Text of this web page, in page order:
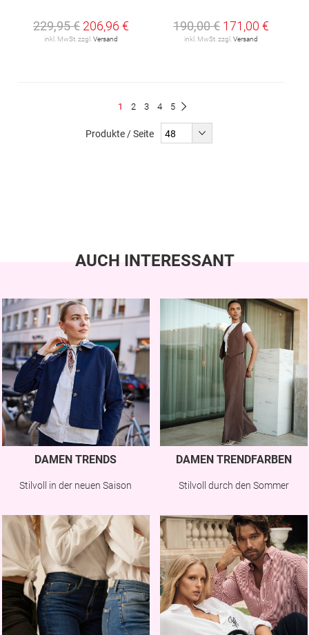
229,95 € 206,96 €
inkl. MwSt. zzgl. Versand
190,00 € 171,00 €
inkl. MwSt. zzgl. Versand
Du
1 Seite
2 Seite
3 Seite
4 Seite
5
Produkte / Seite
AUCH INTERESSANT
DAMEN TRENDS
Stilvoll in der neuen Saison
DAMEN TRENDFARBEN
Stilvoll durch den Sommer